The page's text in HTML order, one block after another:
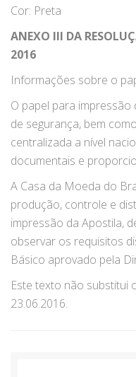
Cor: Preta
ANEXO III DA
2016
Informações sobre o
O papel para
de segurança, bem
centralizada a nível
documentais e
A Casa da Moeda do
produção, controle e
impressão da Apostila,
observar os requisitos
Básico aprovado pela
Este texto não substitui
23.06.2016.